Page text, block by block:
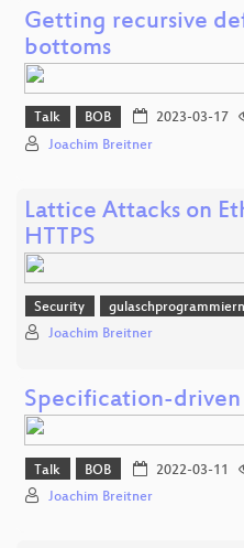
Getting recursive
bottoms
Talk BOB 2023-03-17
Joachim Breitner
Lattice Attacks on
HTTPS
Security
Joachim Breitner
Specification-driven
Talk BOB 2022-03-11
Joachim Breitner